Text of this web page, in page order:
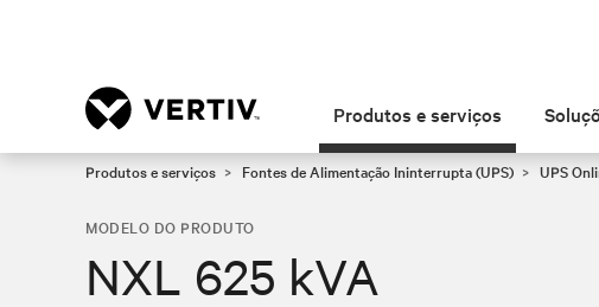
Produtos e serviços
Produtos e serviços Fontes de Alimentação Ininterrupta (UPS) UPS
MODELO DO PRODUTO
NXL 625 kVA